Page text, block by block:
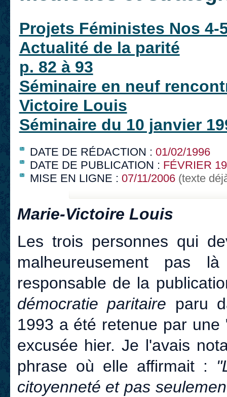
Projets Féministes Nos 4-
Actualité de la parité
p. 82 à 93
Séminaire en neuf
Victoire Louis
Séminaire du 10 janvier
DATE DE RÉDACTION : 01/02/1996
DATE DE PUBLICATION : FÉVRIER
MISE EN LIGNE : 07/11/2006(texte
Marie-Victoire Louis
Les trois personnes qui
malheureusement
responsable de la
démocratie paritaire paru
1993 a été retenue par
excusée hier. Je l'avais
phrase où elle affirmait :
citoyenneté et pas